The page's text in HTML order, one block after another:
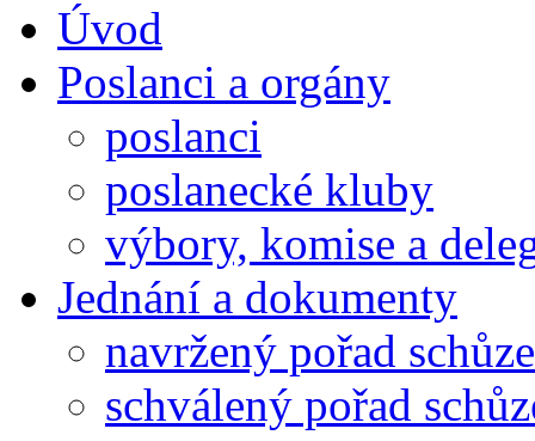
Úvod
Poslanci a orgány
poslanci
poslanecké kluby
výbory, komise a
Jednání a dokumenty
navržený pořad schůze
schválený pořad